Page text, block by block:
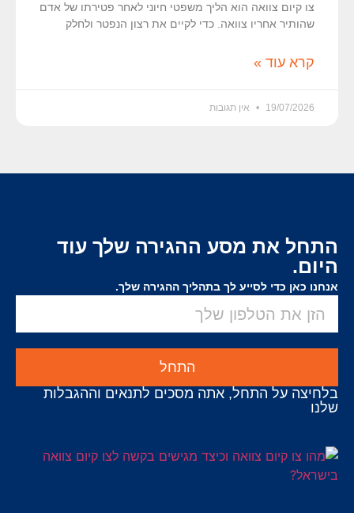
צו קיום צוואה הוא הליך משפטי חיוני לאחר פטירתו של אדם
שהותיר אחריו צוואה. כדי לקיים את רצון הנפטר ולחלק
קרא עוד »
19/07/2026 אין תגובות
התחל את מסע ההגירה שלך עוד
היום.
אנחנו כאן כדי לסייע לך בתהליך ההגירה שלך.
התחל
בלחיצה על התחל, אתה מסכים לתנאים וההגבלות
שלנו